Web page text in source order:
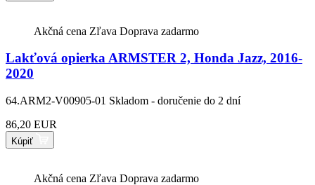
Akčná cena Zľava Doprava zadarmo
Lakťová opierka ARMSTER 2, Honda Jazz, 2016-
2020
64.ARM2-V00905-01 Skladom - doručenie do 2 dní
86,20 EUR
Kúpiť
Akčná cena Zľava Doprava zadarmo